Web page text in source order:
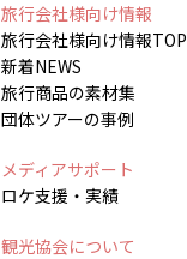
旅行会社様向け情報
旅行会社様向け情報TOP
新着NEWS
旅行商品の素材集
団体ツアーの事例
メディアサポート
ロケ支援・実績
観光協会について